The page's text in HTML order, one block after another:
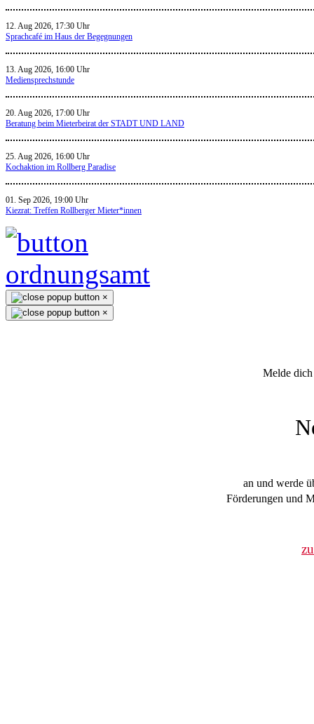
12. Aug 2026, 17:30 Uhr
Sprachcafé im Haus der Begegnungen
13. Aug 2026, 16:00 Uhr
Mediensprechstunde
20. Aug 2026, 17:00 Uhr
Beratung beim Mieterbeirat der STADT UND LAND
25. Aug 2026, 16:00 Uhr
Kochaktion im Rollberg Paradise
01. Sep 2026, 19:00 Uhr
Kiezrat: Treffen Rollberger Mieter*innen
×
×
Melde
an und werde
Förderungen und